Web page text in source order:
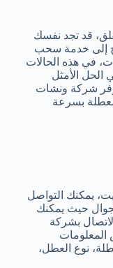
قد تجد نفسك
إلى خدمة سحب
في هذه الحالات
الأمثل
شركة ونشات
بسرعة
يمكنك التواصل
حيث يمكنك
بشركة
المعلومات
نوع العطل،